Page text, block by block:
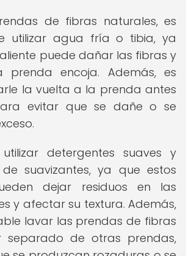
de fibras naturales, es
utilizar agua fría o tibia, ya
puede dañar las fibras y
encoja. Además, es
la vuelta a la prenda antes
evitar que se dañe o se
detergentes suaves y
suavizantes, ya que estos
dejar residuos en las
y afectar su textura. Además,
lavar las prendas de fibras
separado de otras prendas,